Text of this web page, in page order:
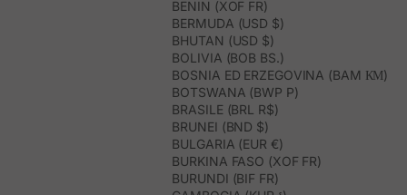
BENIN (XOF FR)
BERMUDA (USD $)
BHUTAN (USD $)
BOLIVIA (BOB BS.)
BOSNIA ED ERZEGOVINA (BAM КМ)
BOTSWANA (BWP P)
BRASILE (BRL R$)
BRUNEI (BND $)
BULGARIA (EUR €)
BURKINA FASO (XOF FR)
BURUNDI (BIF FR)